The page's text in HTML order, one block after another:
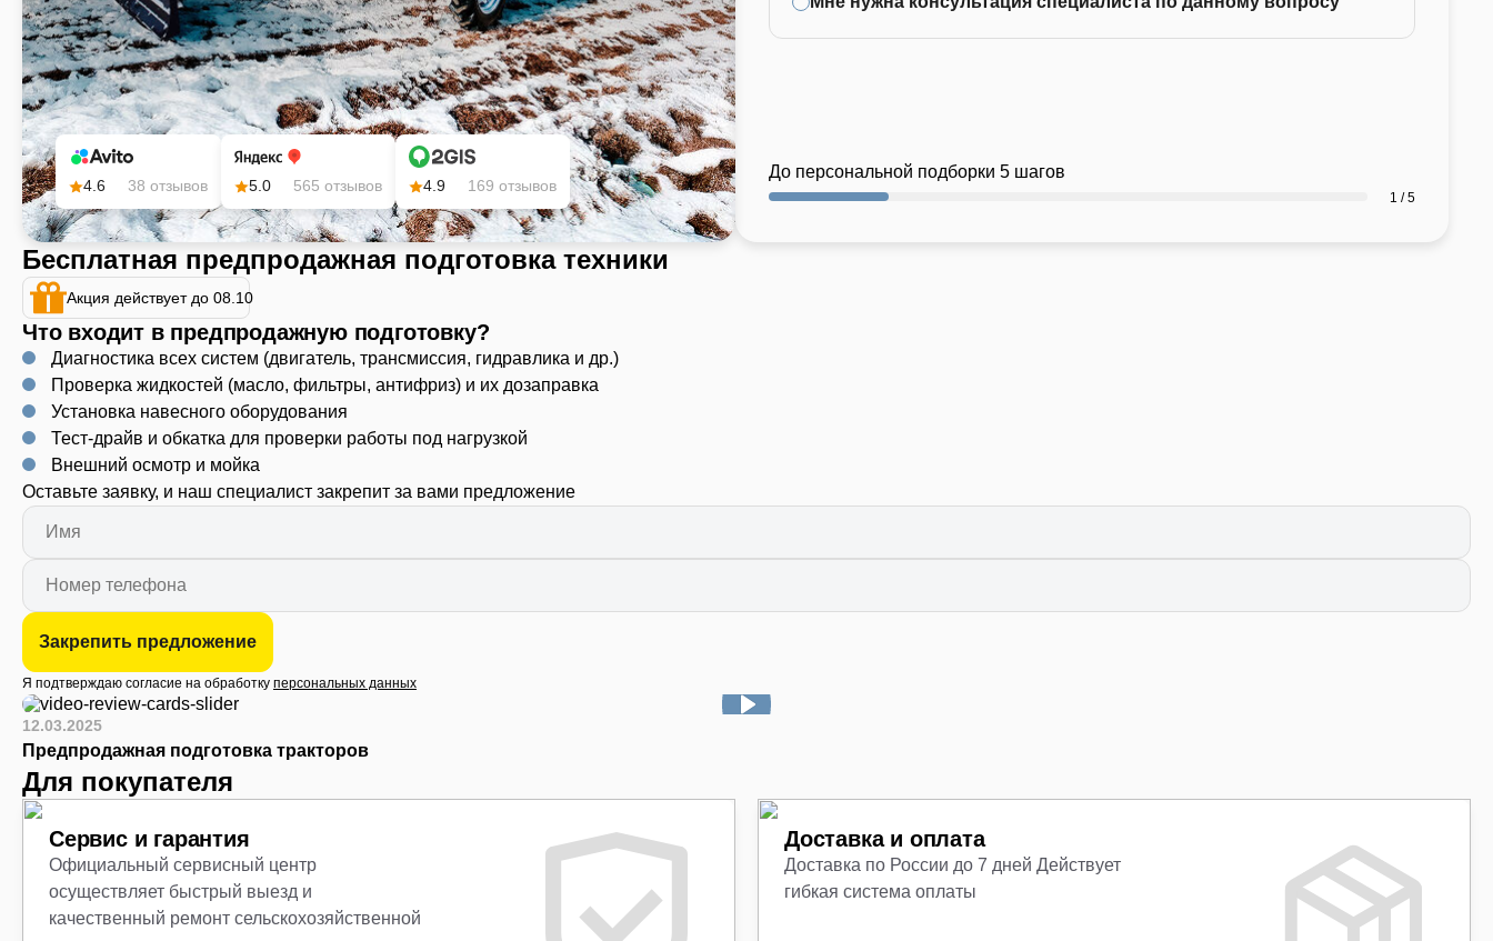
4.6 38 отзывов 5.0 565 отзывов 4.9 169 отзывов
До персональной подборки 5 шагов
1 / 5
Бесплатная предпродажная подготовка техники
Акция действует до 08.10
Что входит в предпродажную подготовку?
Диагностика всех систем (двигатель, трансмиссия, гидравлика и др.)
Проверка жидкостей (масло, фильтры, антифриз) и их дозаправка
Установка навесного оборудования
Тест-драйв и обкатка для проверки работы под нагрузкой
Внешний осмотр и мойка
Оставьте заявку, и наш специалист закрепит за вами предложение
Закрепить предложение
Я подтверждаю согласие на обработку персональных данных
12.03.2025
Предпродажная подготовка тракторов
Для покупателя
Сервис и гарантия
Официальный сервисный центр
осуществляет быстрый выезд и
качественный ремонт сельскохозяйственной
Доставка и оплата
Доставка по России до 7 дней Действует
гибкая система оплаты